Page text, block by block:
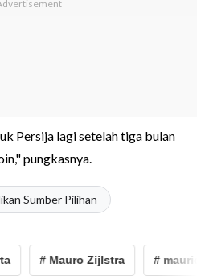
Persija lagi setelah tiga bulan
pungkasnya.
Sumber Pilihan
# Mauro Zijlstra # mauricio